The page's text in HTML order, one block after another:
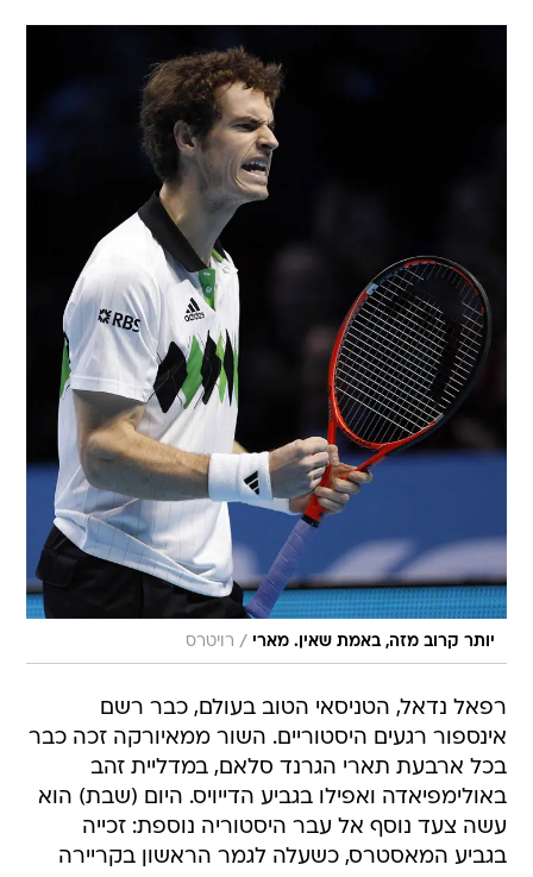
יותר קרוב מזה, באמת שאין. מארי / רויטרס
רפאל נדאל, הטניסאי הטוב בעולם, כבר רשם
אינספור רגעים היסטוריים. השור ממאיורקה זכה כבר
בכל ארבעת תארי הגרנד סלאם, במדליית זהב
באולימפיאדה ואפילו בגביע הדייויס. היום (שבת) הוא
עשה צעד נוסף אל עבר היסטוריה נוספת: זכייה
בגביע המאסטרס, כשעלה לגמר הראשון בקריירה